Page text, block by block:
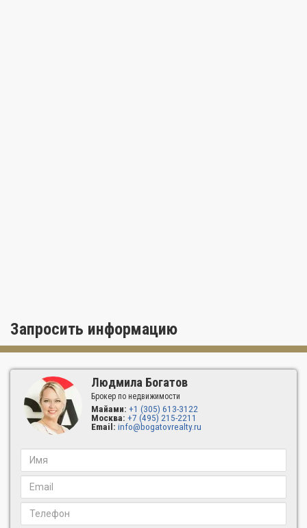
Запросить информацию
Людмила Богатов
Брокер по недвижимости
Майами: +1 (305) 613-3122
Москва: +7 (495) 215-2211
Email: info@bogatovrealty.ru